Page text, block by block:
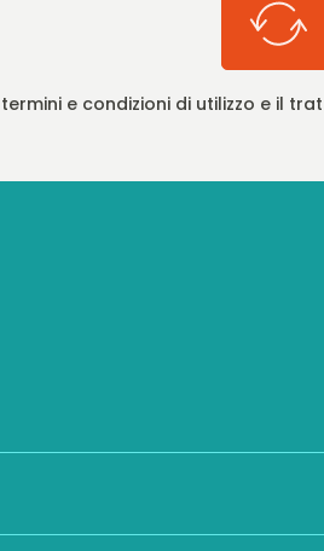
e condizioni di utilizzo e il